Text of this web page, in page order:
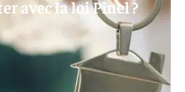
avec la loi Pinel ?